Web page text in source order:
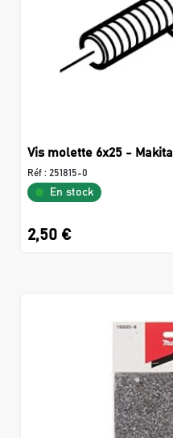
Vis molette 6x25 - Makita
Réf : 251815-0
En stock
2,50 €